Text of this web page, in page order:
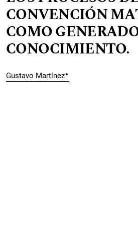
CONVENCIÓN
COMO
CONOCIMIENTO.
Gustavo Martínez▸